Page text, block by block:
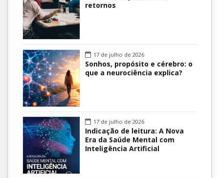
retornos
17 de julho de 2026
Sonhos, propósito e cérebro: o
que a neurociência explica?
17 de julho de 2026
Indicação de leitura: A Nova
Era da Saúde Mental com
Inteligência Artificial